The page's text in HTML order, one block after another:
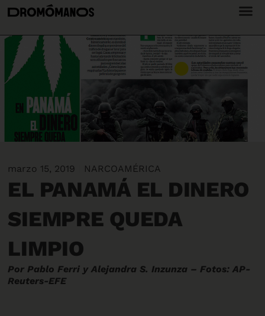
marzo 15, 2019 NARCOAMÉRICA
EL PANAMÁ EL DINERO
SIEMPRE QUEDA
LIMPIO
Por Pablo Ferri y Alejandra S. Inzunza – Fotos: AP-
Reuters-EFE